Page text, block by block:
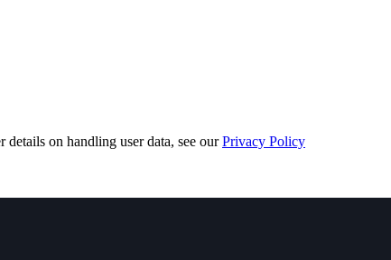
details on handling user data, see ourPrivacy Policy